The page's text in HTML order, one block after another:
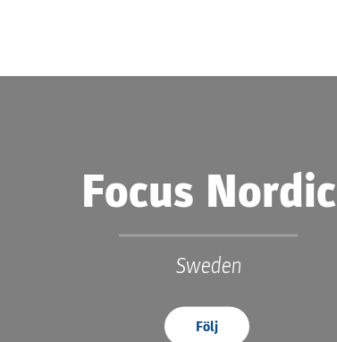
Focus Nordic
Sweden
Följ